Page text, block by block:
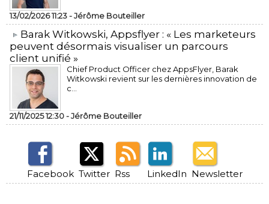
13/02/2026 11:23 -Jérôme Bouteiller
​Barak Witkowski, Appsflyer : « Les marketeurs
peuvent désormais visualiser un parcours
client unifié »
Chief Product Officer chez AppsFlyer, ​Barak
Witkowski revient sur les dernières innovation de
c...
21/11/2025 12:30 -Jérôme Bouteiller
Facebook Twitter Rss LinkedIn Newsletter